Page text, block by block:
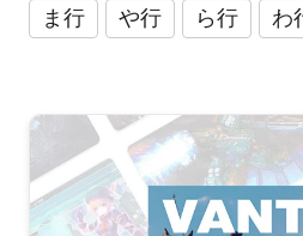
ま行
や行 ら行 わ